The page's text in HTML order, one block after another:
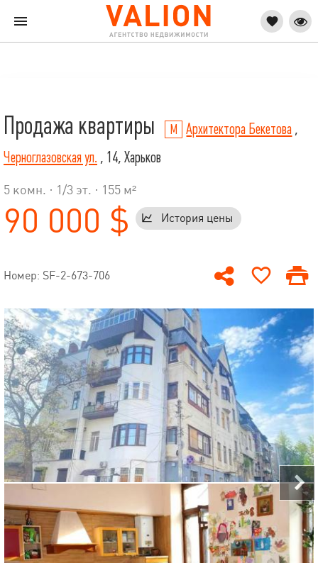
Продажа квартиры Архитектора Бекетова ,
Черноглазовская ул. , 14, Харьков
5 комн. · 1 /3 эт. · 155 м²
90 000 $ История цены
Номер: SF-2-673-706